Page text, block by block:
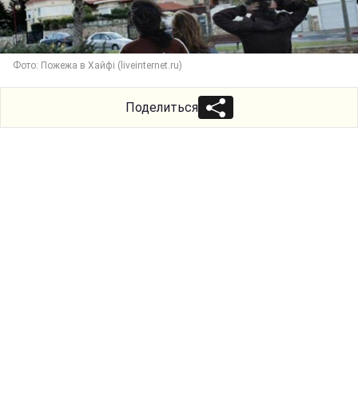
Фото: Пожежа в Хайфі (liveinternet.ru)
Поделиться